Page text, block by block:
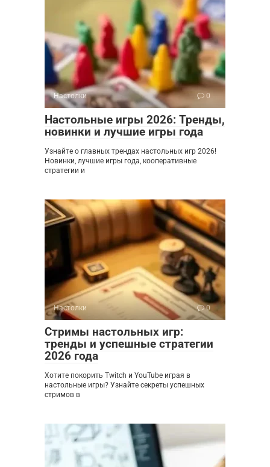
Настолки 0
Настольные игры 2026: Тренды,
новинки и лучшие игры года
Узнайте о главных трендах настольных игр 2026!
Новинки, лучшие игры года, кооперативные
стратегии и
Настолки 0
Стримы настольных игр:
тренды и успешные стратегии
2026 года
Хотите покорить Twitch и YouTube играя в
настольные игры? Узнайте секреты успешных
стримов в